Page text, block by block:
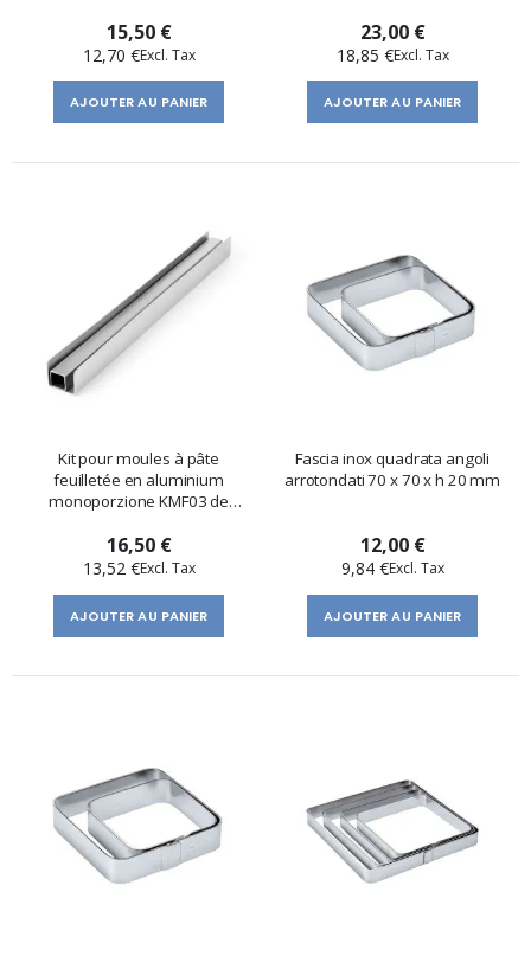
15,50 €
12,70 €
AJOUTER AU PANIER
23,00 €
18,85 €
AJOUTER AU PANIER
Kit pour moules à pâte
feuilletée en aluminium
monoporzione KMF03 de
16,50 €
13,52 €
AJOUTER AU PANIER
Fascia inox quadrata angoli
arrotondati 70 x 70 x h 20 mm
12,00 €
9,84 €
AJOUTER AU PANIER